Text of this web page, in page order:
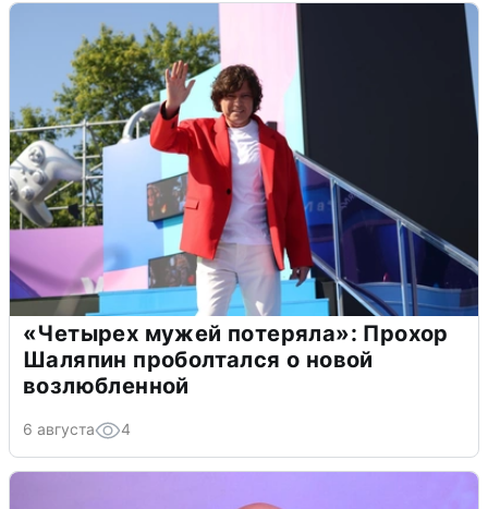
«Четырех мужей потеряла»: Прохор
Шаляпин проболтался о новой
возлюбленной
6 августа 4